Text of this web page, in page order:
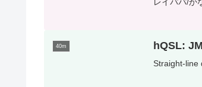
40m hQSL:
Straight-line